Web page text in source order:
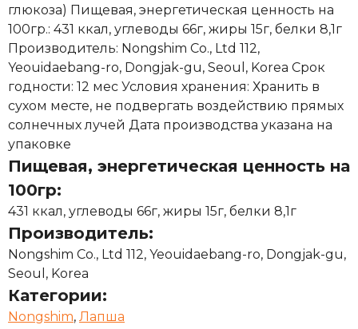
глюкоза) Пищевая, энергетическая ценность на
100гр.: 431 ккал, углеводы 66г, жиры 15г, белки 8,1г
Производитель: Nongshim Co., Ltd 112,
Yeouidaebang-ro, Dongjak-gu, Seoul, Korea Срок
годности: 12 мес Условия хранения: Хранить в
сухом месте, не подвергать воздействию прямых
солнечных лучей Дата производства указана на
упаковке
Пищевая, энергетическая ценность на
100гр:
431 ккал, углеводы 66г, жиры 15г, белки 8,1г
Производитель:
Nongshim Co., Ltd 112, Yeouidaebang-ro, Dongjak-gu,
Seoul, Korea
Категории:
Nongshim, Лапша